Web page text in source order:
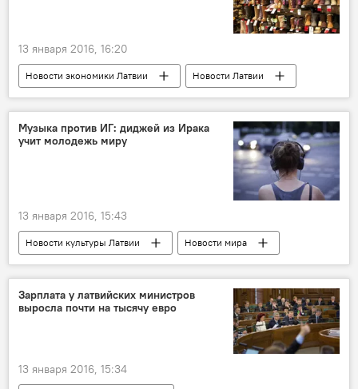
13 января 2016, 16:20
Новости экономики Латвии Новости Латвии
Музыка против ИГ: диджей из Ирака
учит молодежь миру
13 января 2016, 15:43
Новости культуры Латвии Новости мира
Зарплата у латвийских министров
выросла почти на тысячу евро
13 января 2016, 15:34